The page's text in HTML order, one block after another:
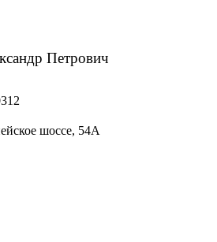
Петрович
шоссе, 54А